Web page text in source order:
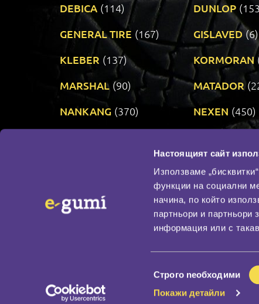
Настоящият сайт
Използваме
функции на социални
начина, по който
партньори и партньори
информация или с
на
съгласие
Строго nеобходими
Покажи детайли
DEBICA (114) DUNLOP
GENERAL TIRE (167) GISLAVED (6)
KLEBER (137) KORMORAN
MARSHAL (90) MATADOR
NANKANG (370) NEXEN (450)
По бранд
Промотирани гуми
Доставка и плащане
Политика за